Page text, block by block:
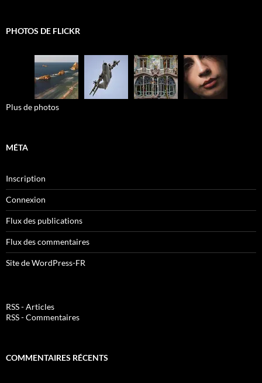
PHOTOS DE FLICKR
Plus de photos
MÉTA
Inscription
Connexion
Flux des publications
Flux des commentaires
Site de WordPress-FR
RSS - Articles
RSS - Commentaires
COMMENTAIRES RÉCENTS